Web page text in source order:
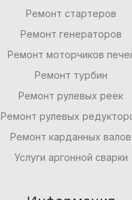
Ремонт стартеров
Ремонт генераторов
Ремонт моторчиков
Ремонт турбин
Ремонт рулевых реек
Ремонт рулевых
Ремонт карданных валов
Услуги аргонной сварки